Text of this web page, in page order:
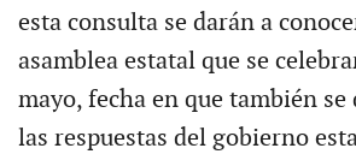
esta consulta se darán a
asamblea estatal que se
mayo, fecha en que también se
las respuestas del gobierno